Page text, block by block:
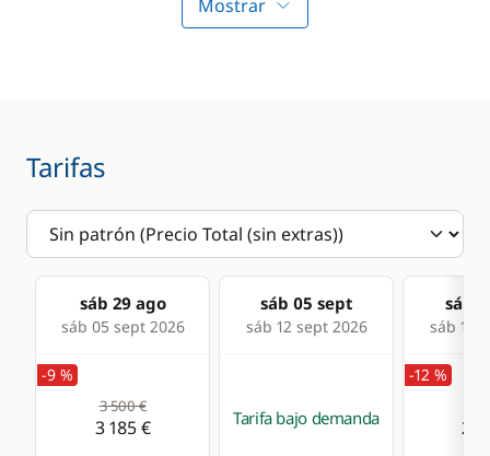
ancla
Comodidad
Agua caliente
Plataforma de baño
Estufa horno de gas
Frigorífico
Mostrar
Tarifas
sáb 29 ago
sáb 05 sept 2026
sáb 05 sept
sáb 12 sept 2026
sáb
sáb 19
-9 %
3 500 €
3 185 € Tarifa bajo demanda
-12 %
2